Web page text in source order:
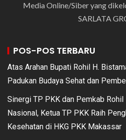
Media Online/Siber yang
SARLATA
POS-POS TERBARU
Atas Arahan Bupati Rohil H.
Padukan Budaya Sehat dan
Sinergi TP PKK dan Pemkab
Nasional, Ketua TP PKK Raih
Kesehatan di HKG PKK Makassar